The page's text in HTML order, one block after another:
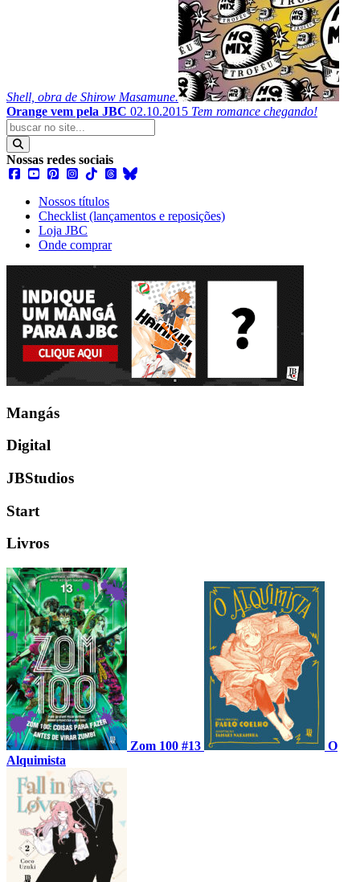
Shell, obra de Shirow Masamune.
Orange vem pela JBC 02.10.2015 Tem romance chegando!
Nossas redes sociais
Nossos títulos
Checklist (lançamentos e reposições)
Loja JBC
Onde comprar
Mangás
Digital
JBStudios
Start
Livros
Zom 100 #13
O
Alquimista